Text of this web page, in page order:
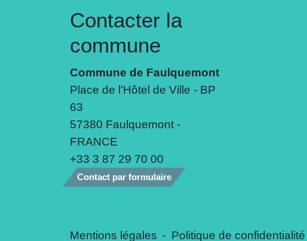
Contacter la
commune
Commune de Faulquemont
Place de l'Hôtel de Ville - BP
63
57380 Faulquemont -
FRANCE
+33 3 87 29 70 00
Contact par formulaire
Mentions légales - Politique de confidentialité